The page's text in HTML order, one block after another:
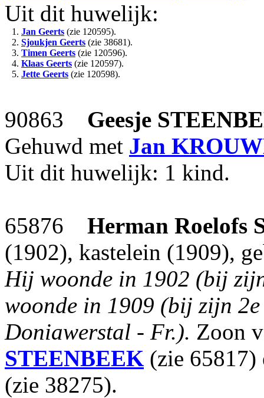
Uit dit huwelijk:
1. Jan Geerts (zie 120595).
2. Sjoukjen Geerts (zie 38681).
3. Timen Geerts (zie 120596).
4. Klaas Geerts (zie 120597).
5. Jette Geerts (zie 120598).
90863 Geesje
Gehuwd met Jan
Uit dit huwelijk: 1 kind.
65876 Herman Roelofs
(1902), kastelein (1909),
Hij woonde in 1902 (bij
woonde in 1909 (bij zijn
Doniawerstal - Fr.). Zoon
STEENBEEK (zie
(zie 38275).